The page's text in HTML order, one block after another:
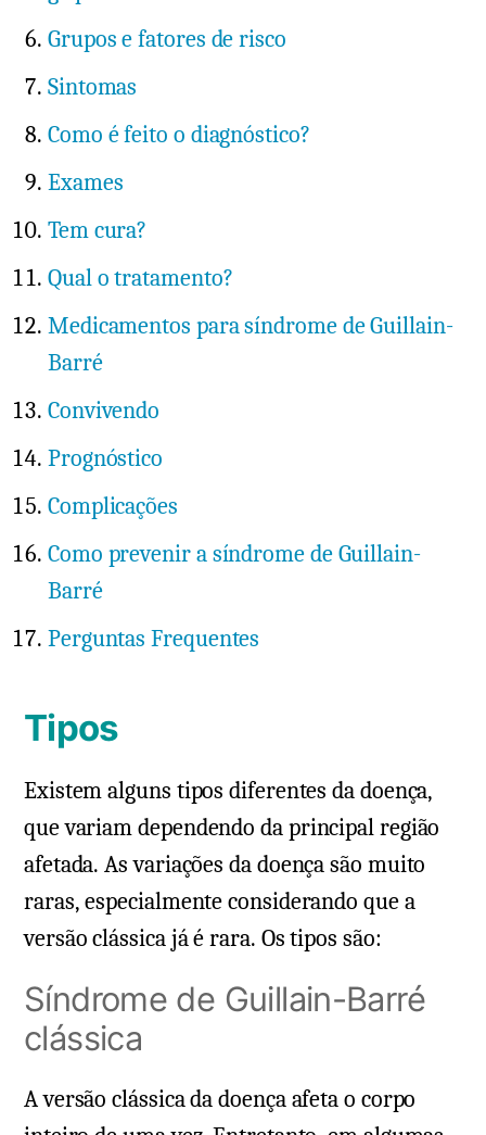
Grupos e fatores de risco
Sintomas
Como é feito o diagnóstico?
Exames
Tem cura?
Qual o tratamento?
Medicamentos para síndrome de Guillain-
Barré
Convivendo
Prognóstico
Complicações
Como prevenir a síndrome de Guillain-
Barré
Perguntas Frequentes
Tipos
Existem alguns tipos diferentes da doença,
que variam dependendo da principal região
afetada. As variações da doença são muito
raras, especialmente considerando que a
versão clássica já é rara. Os tipos são:
Síndrome de Guillain-Barré
clássica
A versão clássica da doença afeta o corpo